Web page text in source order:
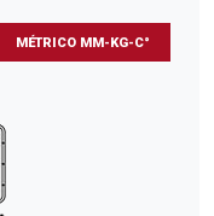
MÉTRICO MM-KG-C°